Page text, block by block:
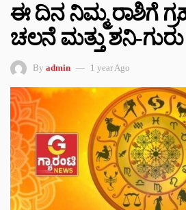
ಈ ದಿನ ನಿಮ್ಮ ರಾಶಿಗೆ
ಚಲನೆ ಮತ್ತು ಶನಿ-
By admin 1 year Ago